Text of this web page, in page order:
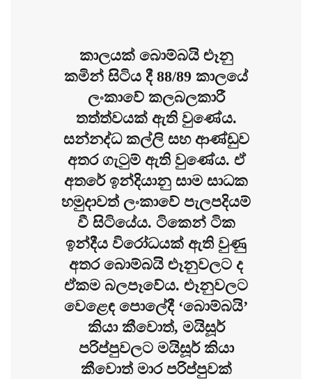
කාලයක් බොම්බයි ළුෑනු
කමින් සිටිය දී 88/89 කාලයේ
ලංකාවේ කලබලකාරී
තත්ත්වයක් ඇති වුණේය.
සන්නද්ධ කල්ලි සහ ආණ්ඩුව
අතර ගැටුම් ඇති වුණේය. ඒ
අතරේ ඉන්දියානු සාම සාධක
හමුදාවත් ලංකාවේ පැලපදියම්
වී සිටියේය. ටිකෙන් ටික
ඉන්දීය විරෝධයක් ඇති වුණු
අතර බොම්බයි ළුෑනුවලට ද
ඒකම බලපෑවේය. ළුෑනුවලට
වෙළෙඳ පොලේදී ‘බොම්බයි’
කියා කීවොත්, මයිසූර්
පරිප්පුවලට මයිසූර් කියා
කීවොත් මාර පරිප්පුවක්